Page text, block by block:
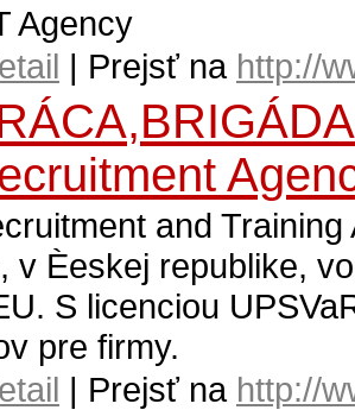
Agency
| Prejsť na http://
and
v Èeskej republike,
S licenciou
pre firmy.
| Prejsť na http://